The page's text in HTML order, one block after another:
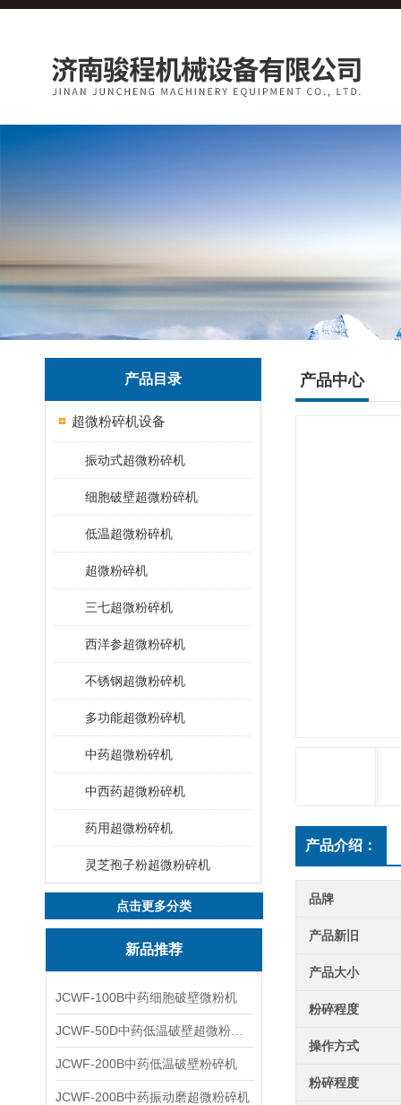
产品目录
超微粉碎机设备
振动式超微粉碎机
细胞破壁超微粉碎机
低温超微粉碎机
超微粉碎机
三七超微粉碎机
西洋参超微粉碎机
不锈钢超微粉碎机
多功能超微粉碎机
中药超微粉碎机
中西药超微粉碎机
药用超微粉碎机
灵芝孢子粉超微粉碎机
点击更多分类
新品推荐
JCWF-100B中药细胞破壁微粉机
JCWF-200B中药低温破壁粉碎机
JCWF-200B中药振动磨超微粉碎机
产品中心
产品介绍：
品牌
产品新旧
产品大小
粉碎程度
操作方式
粉碎程度